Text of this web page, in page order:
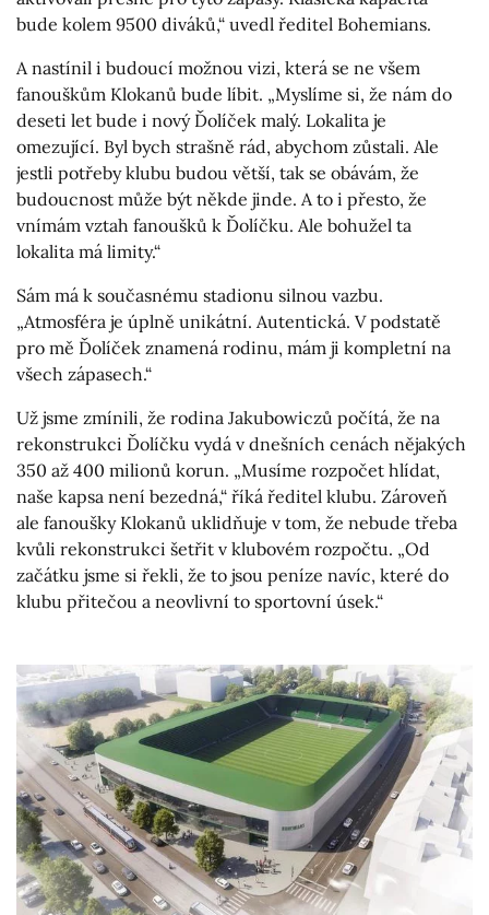
bude kolem 9500 diváků,“ uvedl ředitel Bohemians.
A nastínil i budoucí možnou vizi, která se ne všem
fanouškům Klokanů bude líbit. „Myslíme si, že nám do
deseti let bude i nový Ďolíček malý. Lokalita je
omezující. Byl bych strašně rád, abychom zůstali. Ale
jestli potřeby klubu budou větší, tak se obávám, že
budoucnost může být někde jinde. A to i přesto, že
vnímám vztah fanoušků k Ďolíčku. Ale bohužel ta
lokalita má limity.“
Sám má k současnému stadionu silnou vazbu.
„Atmosféra je úplně unikátní. Autentická. V podstatě
pro mě Ďolíček znamená rodinu, mám ji kompletní na
všech zápasech.“
Už jsme zmínili, že rodina Jakubowiczů počítá, že na
rekonstrukci Ďolíčku vydá v dnešních cenách nějakých
350 až 400 milionů korun. „Musíme rozpočet hlídat,
naše kapsa není bezedná,“ říká ředitel klubu. Zároveň
ale fanoušky Klokanů uklidňuje v tom, že nebude třeba
kvůli rekonstrukci šetřit v klubovém rozpočtu. „Od
začátku jsme si řekli, že to jsou peníze navíc, které do
klubu přitečou a neovlivní to sportovní úsek.“